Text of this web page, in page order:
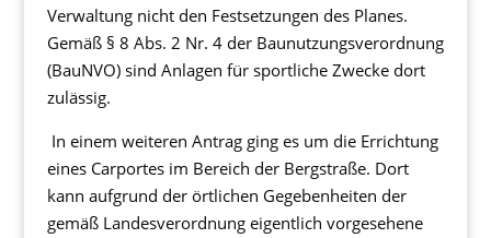
Verwaltung nicht den Festsetzungen des Planes.
Gemäß § 8 Abs. 2 Nr. 4 der Baunutzungsverordnung
(BauNVO) sind Anlagen für sportliche Zwecke dort
zulässig.
In einem weiteren Antrag ging es um die Errichtung
eines Carportes im Bereich der Bergstraße. Dort
kann aufgrund der örtlichen Gegebenheiten der
gemäß Landesverordnung eigentlich vorgesehene